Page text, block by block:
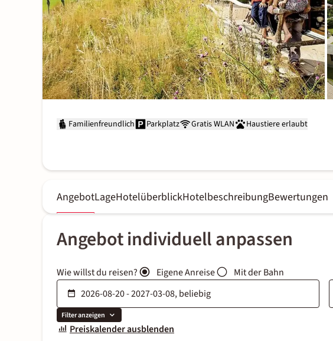
Familienfreundlich Parkplatz Gratis WLAN Haustiere erlaubt
AngebotLageHotelüberblickHotelbeschreibungBewertungen
Angebot individuell anpassen
Wie willst du reisen? Eigene Anreise Mit der Bahn
Filter anzeigen
Preiskalender ausblenden